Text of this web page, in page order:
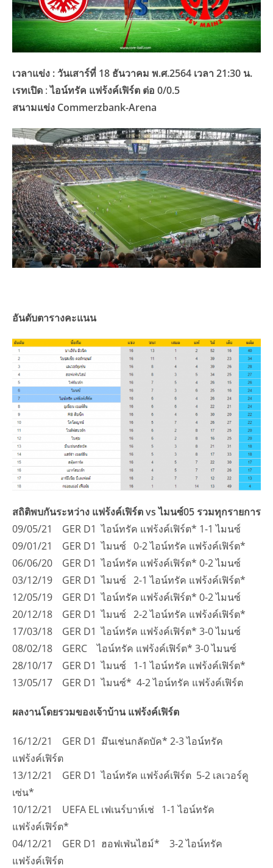
เวลาแข่ง : วันเสาร์ที่ 18 ธันวาคม พ.ศ.2564 เวลา 21:30 น.
เรทเปิด :ไอน์ทรัค แฟร้งค์เฟิร์ต ต่อ 0/0.5
สนามแข่ง Commerzbank-Arena
อันดับตารางคะแนน
สถิติพบกันระหว่าง แฟร้งค์เฟิร์ต vs ไมนซ์05 รวมทุกรายการ
09/05/21 GER D1 ไอน์ทรัค แฟร้งค์เฟิร์ต* 1-1 ไมนซ์
09/01/21 GER D1 ไมนซ์ 0-2 ไอน์ทรัค แฟร้งค์เฟิร์ต*
06/06/20 GER D1 ไอน์ทรัค แฟร้งค์เฟิร์ต* 0-2 ไมนซ์
03/12/19 GER D1 ไมนซ์ 2-1 ไอน์ทรัค แฟร้งค์เฟิร์ต*
12/05/19 GER D1 ไอน์ทรัค แฟร้งค์เฟิร์ต* 0-2 ไมนซ์
20/12/18 GER D1 ไมนซ์ 2-2 ไอน์ทรัค แฟร้งค์เฟิร์ต*
17/03/18 GER D1 ไอน์ทรัค แฟร้งค์เฟิร์ต* 3-0 ไมนซ์
08/02/18 GERC ไอน์ทรัค แฟร้งค์เฟิร์ต* 3-0 ไมนซ์
28/10/17 GER D1 ไมนซ์ 1-1 ไอน์ทรัค แฟร้งค์เฟิร์ต*
13/05/17 GER D1 ไมนซ์* 4-2 ไอน์ทรัค แฟร้งค์เฟิร์ต
ผลงานโดยรวมของเจ้าบ้าน แฟร้งค์เฟิร์ต
16/12/21 GER D1 มึนเช่นกลัดบัค* 2-3 ไอน์ทรัค
แฟร้งค์เฟิร์ต
13/12/21 GER D1 ไอน์ทรัค แฟร้งค์เฟิร์ต 5-2 เลเวอร์คู
เซ่น*
10/12/21 UEFA EL เฟเนร์บาห์เช่ 1-1 ไอน์ทรัค
แฟร้งค์เฟิร์ต*
04/12/21 GER D1 ฮอฟเฟ่นไฮม์* 3-2 ไอน์ทรัค
แฟร้งค์เฟิร์ต